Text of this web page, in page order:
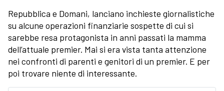
Repubblica e Domani, lanciano inchieste giornalistiche
su alcune operazioni finanziarie sospette di cui si
sarebbe resa protagonista in anni passati la mamma
dell’attuale premier. Mai si era vista tanta attenzione
nei confronti di parenti e genitori di un premier. E per
poi trovare niente di interessante.